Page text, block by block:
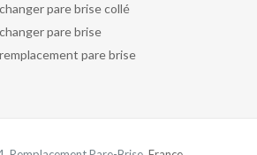
pare brise collé
pare brise
pare brise